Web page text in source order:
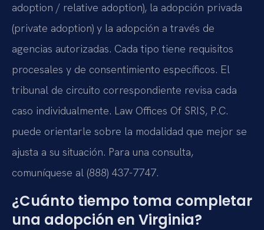
adoption / relative adoption), la adopción privada
(private adoption) y la adopción a través de
agencias autorizadas. Cada tipo tiene requisitos
procesales y de consentimiento específicos. El
tribunal de circuito correspondiente revisa cada
caso individualmente. Law Offices Of SRIS, P.C.
puede orientarle sobre la modalidad que mejor se
ajusta a su situación. Para una consulta,
comuníquese al (888) 437-7747.
¿Cuánto tiempo toma completar
una adopción en Virginia?